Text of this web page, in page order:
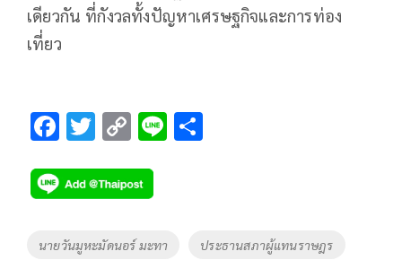
เดียวกัน ที่กังวลทั้งปัญหาเศรษฐกิจและการท่อง
เที่ยว
F
e
b
o
T
tt
er
C
p
y
Li
Li
Tags
นายวันมูหะมัดนอร์ มะทา ประธานสภาผู้แทนราษฎร